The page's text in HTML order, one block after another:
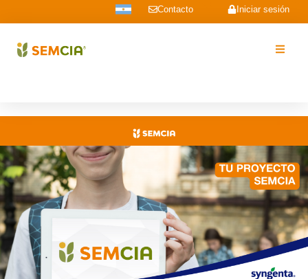
Iniciar sesión
Contacto